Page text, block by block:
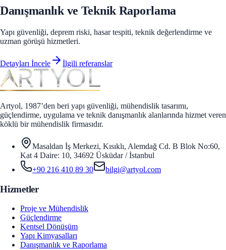
Danışmanlık ve Teknik Raporlama
Yapı güvenliği, deprem riski, hasar tespiti, teknik değerlendirme ve
uzman görüşü hizmetleri.
Detayları İncele İlgili referanslar
Artyol, 1987’den beri yapı güvenliği, mühendislik tasarımı,
güçlendirme, uygulama ve teknik danışmanlık alanlarında hizmet veren
köklü bir mühendislik firmasıdır.
Masaldan İş Merkezi, Kısıklı, Alemdağ Cd. B Blok No:60,
Kat 4 Daire: 10, 34692 Üsküdar / İstanbul
+90 216 410 89 30
bilgi@artyol.com
Hizmetler
Proje ve Mühendislik
Güçlendirme
Kentsel Dönüşüm
Yapı Kimyasalları
Danışmanlık ve Raporlama